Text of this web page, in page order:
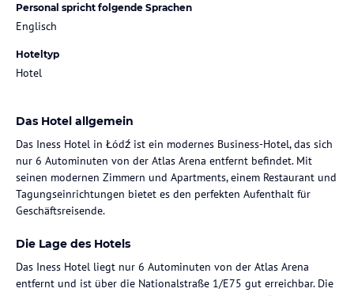
Personal spricht folgende Sprachen
Englisch
Hoteltyp
Hotel
Das Hotel allgemein
Das Iness Hotel in Łódź ist ein modernes Business-Hotel, das sich
nur 6 Autominuten von der Atlas Arena entfernt befindet. Mit
seinen modernen Zimmern und Apartments, einem Restaurant und
Tagungseinrichtungen bietet es den perfekten Aufenthalt für
Geschäftsreisende.
Die Lage des Hotels
Das Iness Hotel liegt nur 6 Autominuten von der Atlas Arena
entfernt und ist über die Nationalstraße 1/E75 gut erreichbar. Die